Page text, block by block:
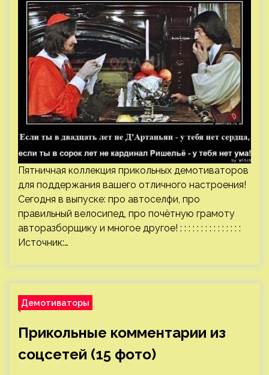
Пятничная коллекция прикольных демотиваторов
для поддержания вашего отличного настроения!
Сегодня в выпуске: про автоселфи, про
правильный велосипед, про почётную грамоту
авторазборщику и многое другое! : : : : : : : : : : : : : : :
Источник:…
Демотиваторы
Прикольные комментарии из
соцсетей (15 фото)